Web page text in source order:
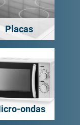
Placas
ondas